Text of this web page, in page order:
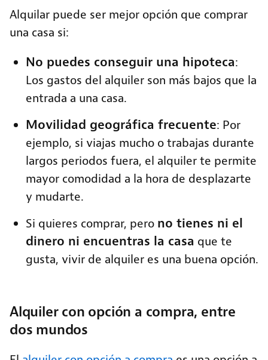
Alquilar puede ser mejor opción que comprar
una casa si:
No puedes conseguir una hipoteca:
Los gastos del alquiler son más bajos que la
entrada a una casa.
Movilidad geográfica frecuente: Por
ejemplo, si viajas mucho o trabajas durante
largos periodos fuera, el alquiler te permite
mayor comodidad a la hora de desplazarte
y mudarte.
Si quieres comprar, pero no tienes ni el
dinero ni encuentras la casa que te
gusta, vivir de alquiler es una buena opción.
Alquiler con opción a compra, entre
dos mundos